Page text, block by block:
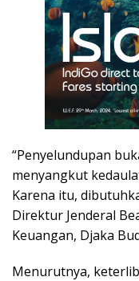
“Penyelundupan
menyangkut
Karena itu,
Direktur Jenderal
Keuangan, Djaka
Menurutnya,